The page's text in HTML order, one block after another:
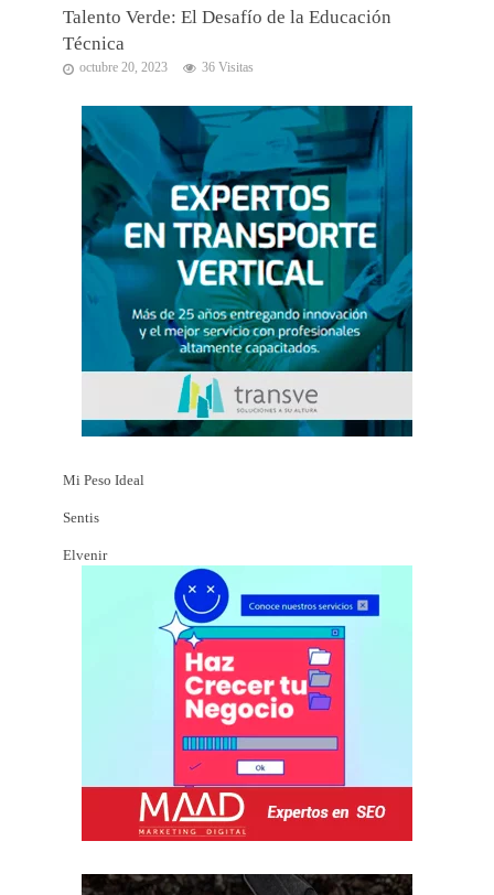
Talento Verde: El Desafío de la Educación
Técnica
octubre 20, 2023 36 Visitas
Mi Peso Ideal
Sentis
Elvenir